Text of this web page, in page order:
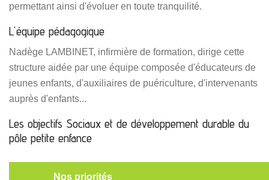
permettant ainsi d'évoluer en toute tranquilité.
L'équipe pédagogique
Nadège LAMBINET, infirmière de formation, dirige cette
structure aidée par une équipe composée d'éducateurs de
jeunes enfants, d'auxiliaires de puériculture, d'intervenants
auprès d'enfants...
Les objectifs Sociaux et de développement durable du
pôle petite enfance
Nos priorités